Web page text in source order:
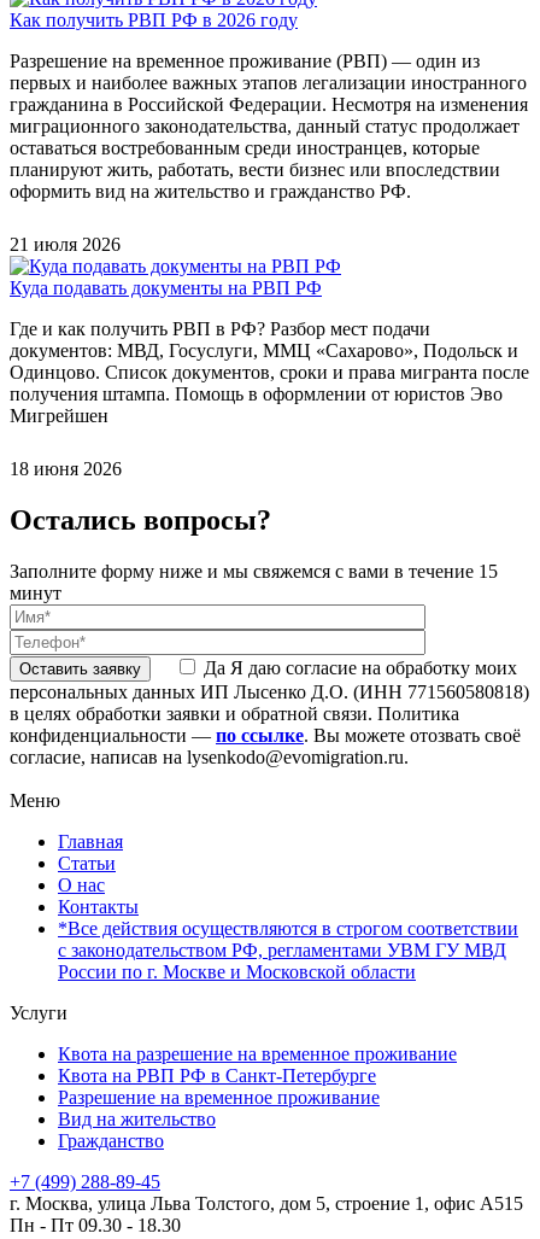
Как получить РВП РФ в 2026 году
Разрешение на временное проживание (РВП) — один из
первых и наиболее важных этапов легализации иностранного
гражданина в Российской Федерации. Несмотря на изменения
миграционного законодательства, данный статус продолжает
оставаться востребованным среди иностранцев, которые
планируют жить, работать, вести бизнес или впоследствии
оформить вид на жительство и гражданство РФ.
21 июля 2026
Куда подавать документы на РВП РФ
Где и как получить РВП в РФ? Разбор мест подачи
документов: МВД, Госуслуги, ММЦ «Сахарово», Подольск и
Одинцово. Список документов, сроки и права мигранта после
получения штампа. Помощь в оформлении от юристов Эво
Мигрейшен
18 июня 2026
Остались вопросы?
Заполните форму ниже и мы свяжемся с вами в течение 15
минут
Да Я даю согласие на обработку моих
персональных данных ИП Лысенко Д.О. (ИНН 771560580818)
в целях обработки заявки и обратной связи. Политика
конфиденциальности — по ссылке. Вы можете отозвать своё
согласие, написав на lysenkodo@evomigration.ru.
Меню
Главная
Статьи
О нас
Контакты
*Все действия осуществляются в строгом соответствии
с законодательством РФ, регламентами УВМ ГУ МВД
России по г. Москве и Московской области
Услуги
Квота на разрешение на временное проживание
Квота на РВП РФ в Санкт-Петербурге
Разрешение на временное проживание
Вид на жительство
Гражданство
+7 (499) 288-89-45
г. Москва, улица Льва Толстого, дом 5, строение 1, офис А515
Пн - Пт 09.30 - 18.30